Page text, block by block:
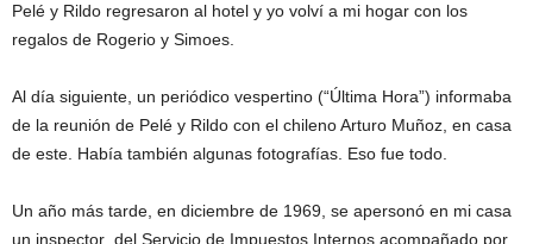
Pelé y Rildo regresaron al hotel y yo volví a mi hogar con los
regalos de Rogerio y Simoes.
Al día siguiente, un periódico vespertino (“Última Hora”) informaba
de la reunión de Pelé y Rildo con el chileno Arturo Muñoz, en casa
de este. Había también algunas fotografías. Eso fue todo.
Un año más tarde, en diciembre de 1969, se apersonó en mi casa
un inspector del Servicio de Impuestos Internos acompañado por